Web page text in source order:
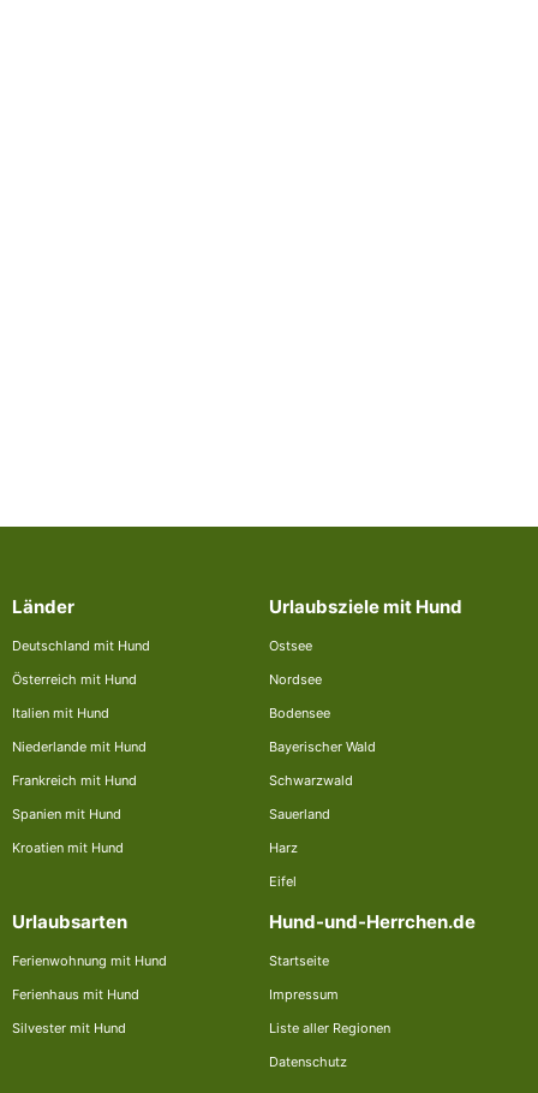
Länder
Deutschland mit Hund
Österreich mit Hund
Italien mit Hund
Niederlande mit Hund
Frankreich mit Hund
Spanien mit Hund
Kroatien mit Hund
Urlaubsziele mit Hund
Ostsee
Nordsee
Bodensee
Bayerischer Wald
Schwarzwald
Sauerland
Harz
Eifel
Urlaubsarten
Ferienwohnung mit Hund
Ferienhaus mit Hund
Silvester mit Hund
Hund-und-Herrchen.de
Startseite
Impressum
Liste aller Regionen
Datenschutz